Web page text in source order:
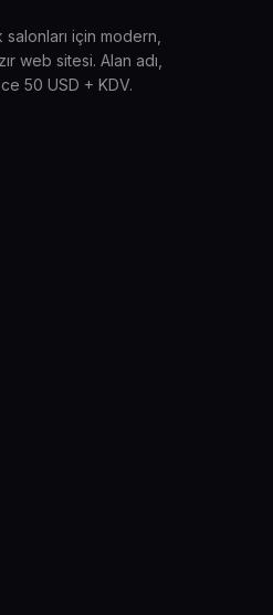
için modern,
web sitesi. Alan adı,
50 USD + KDV.